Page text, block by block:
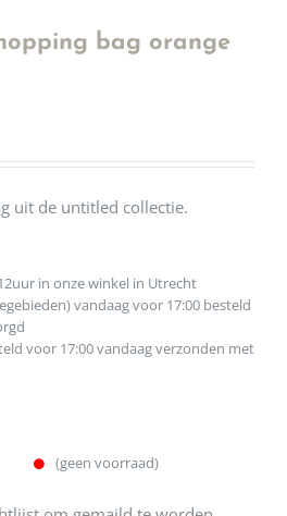
bag orange
uit de untitled collectie.
in onze winkel in Utrecht
vandaag voor 17:00 besteld
voor 17:00 vandaag verzonden met
(geen voorraad)